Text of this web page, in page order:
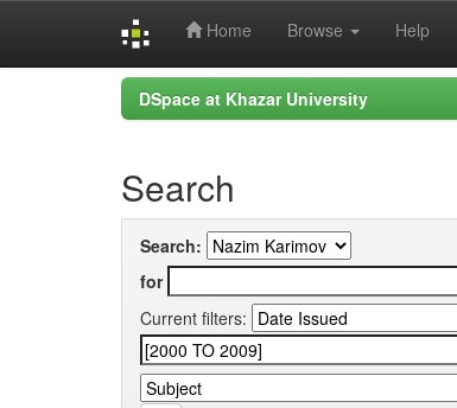
Home Browse Help
DSpace at Khazar University
Search
Search:
for
Current filters: